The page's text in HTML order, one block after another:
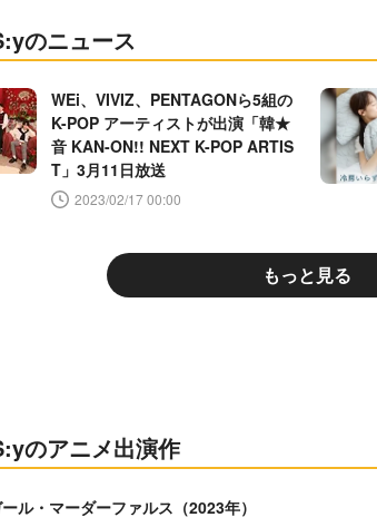
のニュース
WEi、VIVIZ、PENTAGONら5組の
K-POP アーティストが出演「韓★
音 KAN-ON!! NEXT K-POP ARTIS
T」3月11日放送
2023/02/17 00:00
もっと見る
のアニメ出演作
ル・マーダーファルス（2023年）